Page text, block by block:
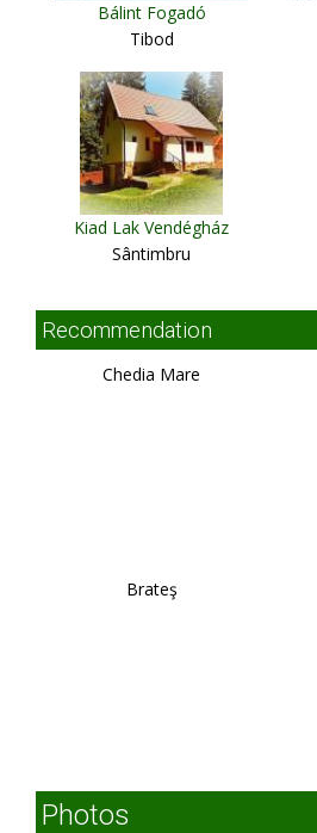
Bálint Fogadó
Tibod
Kiad Lak Vendégház
Sântimbru
Recommendation
Chedia Mare
Brateş
Photos